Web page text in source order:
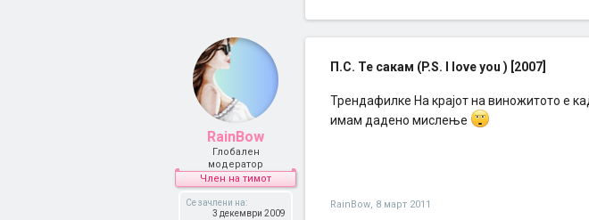
RainBow
Глобален
модератор
Член на тимот
Се зачлени на:
3 декември 2009
П.С. Те сакам (P.S. I love you ) [2007]
Трендафилке На крајот на виножитото е
имам дадено мислење
RainBow, 8 март 2011